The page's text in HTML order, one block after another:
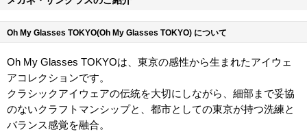
Oh My Glasses TOKYO(Oh My Glasses TOKYO) について
Oh My Glasses TOKYOは、東京の感性から生まれたアイウェ
アコレクションです。
クラシックアイウェアの伝統を大切にしながら、細部まで妥協
のないクラフトマンシップと、都市としての東京が持つ洗練と
バランス感覚を融合。